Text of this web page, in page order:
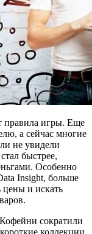
правила игры. Еще
а сейчас многие
не увидели
быстрее,
Особенно
Insight, больше
цены и искать
сократили
коллекции,